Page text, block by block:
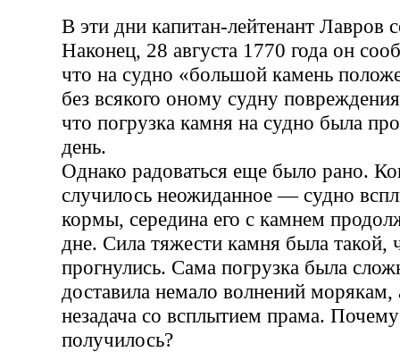
В эти дни капитан-лейтенант Лавров
Наконец, 28 августа 1770 года он
что на судно «большой камень
без всякого оному судну
что погрузка камня на судно была
день.
Однако радоваться еще было рано.
случилось неожиданное — судно
кормы, середина его с камнем
дне. Сила тяжести камня была такой,
прогнулись. Сама погрузка была
доставила немало волнений морякам,
незадача со всплытием прама.
получилось?